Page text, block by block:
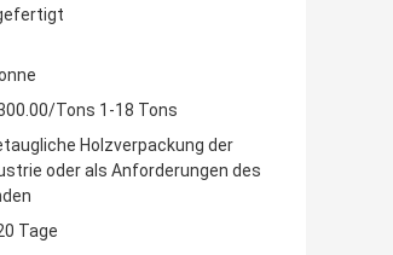
Tons 1-18 Tons
Holzverpackung der
oder als Anforderungen des
Tage